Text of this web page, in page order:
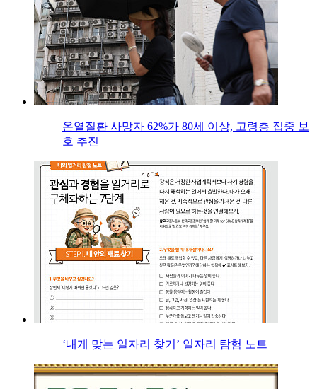
온열질환 사망자 62%가 80세 이상, 고령층 집중 보
호 추진
‘내게 맞는 일자리 찾기’ 일자리 탐험 노트